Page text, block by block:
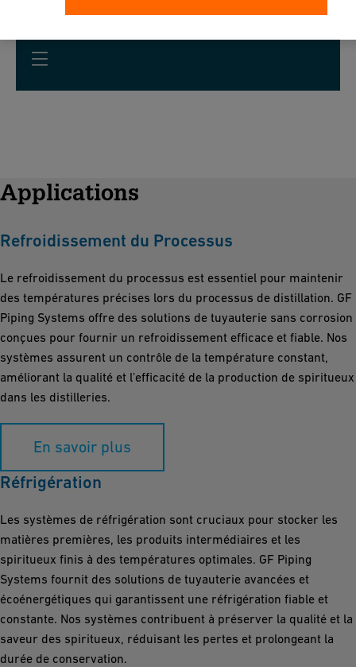
Applications
Refroidissement du Processus
Le refroidissement du processus est essentiel pour maintenir
des températures précises lors du processus de distillation. GF
Piping Systems offre des solutions de tuyauterie sans corrosion
conçues pour fournir un refroidissement efficace et fiable. Nos
systèmes assurent un contrôle de la température constant,
améliorant la qualité et l'efficacité de la production de spiritueux
dans les distilleries.
En savoir plus
Réfrigération
Les systèmes de réfrigération sont cruciaux pour stocker les
matières premières, les produits intermédiaires et les
spiritueux finis à des températures optimales. GF Piping
Systems fournit des solutions de tuyauterie avancées et
écoénergétiques qui garantissent une réfrigération fiable et
constante. Nos systèmes contribuent à préserver la qualité et la
saveur des spiritueux, réduisant les pertes et prolongeant la
durée de conservation.